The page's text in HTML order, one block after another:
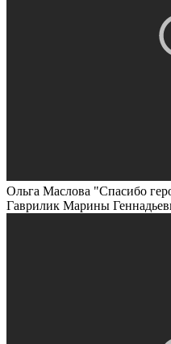
Ольга Маслова "Спасибо
Гаврилик Марины